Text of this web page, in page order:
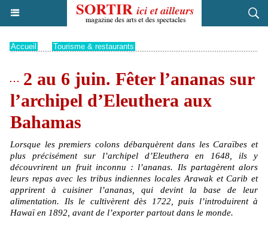
Accueil Tourisme & restaurants
2 au 6 juin. Fêter l’ananas sur
l’archipel d’Eleuthera aux
Bahamas
Lorsque les premiers colons débarquèrent dans les Caraïbes et
plus précisément sur l’archipel d’Eleuthera en 1648, ils y
découvrirent un fruit inconnu : l’ananas. Ils partagèrent alors
leurs repas avec les tribus indiennes locales Arawak et Carib et
apprirent à cuisiner l’ananas, qui devint la base de leur
alimentation. Ils le cultivèrent dès 1722, puis l’introduirent à
Hawaï en 1892, avant de l’exporter partout dans le monde.